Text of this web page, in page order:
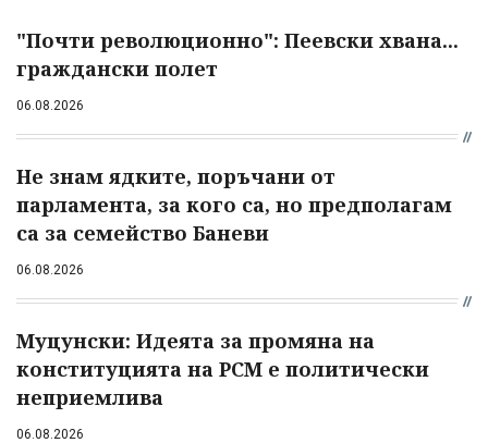
"Почти революционно": Пеевски хвана...
граждански полет
06.08.2026
Не знам ядките, поръчани от
парламента, за кого са, но предполагам
са за семейство Баневи
06.08.2026
Муцунски: Идеята за промяна на
конституцията на РСМ е политически
неприемлива
06.08.2026